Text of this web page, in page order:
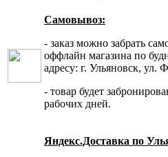
Самовывоз:
- заказ можно забрать
оффлайн магазина по
адресу: г. Ульяновск, ул.
- товар будет
рабочих дней.
Яндекс.Доставка по